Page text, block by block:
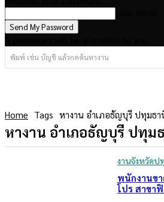
พิมพ์ เช่น บัญชี แล้วกดค้นหางาน
Home Tags หางาน อำเภอธัญบุรี ปทุมธา
หางาน อำเภอธัญบุรี ปทุม
งานจังหวัดป
พนักงานข
โปร สาขา